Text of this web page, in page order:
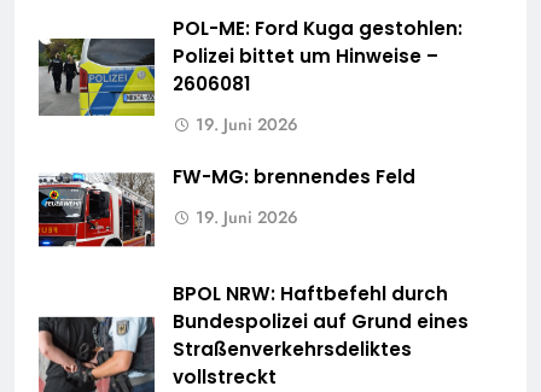
POL-ME: Ford Kuga gestohlen:
Polizei bittet um Hinweise –
2606081
19. Juni 2026
FW-MG: brennendes Feld
19. Juni 2026
BPOL NRW: Haftbefehl durch
Bundespolizei auf Grund eines
Straßenverkehrsdeliktes
vollstreckt